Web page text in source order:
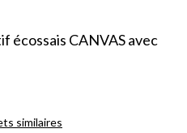
écossais CANVAS avec
similaires